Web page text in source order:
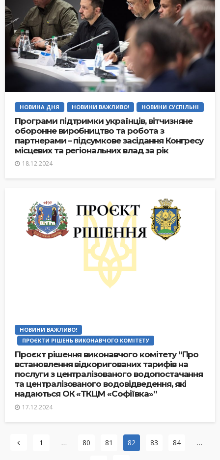
НОВИНА ДНЯ НОВИНИ ВАЖЛИВО! НОВИНИ СУСПІЛЬНІ
Програми підтримки українців, вітчизняне
оборонне виробництво та робота з
партнерами – підсумкове засідання Конгресу
місцевих та регіональних влад за рік
18.12.2024
НОВИНИ ВАЖЛИВО!
ПРОЄКТИ РІШЕНЬ ВИКОНАВЧОГО КОМІТЕТУ
Проєкт рішення виконавчого комітету “Про
встановлення відкоригованих тарифів на
послуги з централізованого водопостачання
та централізованого водовідведення, які
надаються ОК «ТКЦМ «Софіївка»”
17.12.2024
1 … 80 81 82 83 84 …